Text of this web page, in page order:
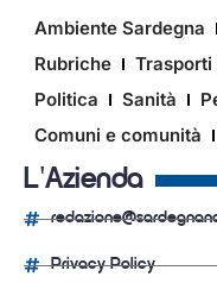
Ambiente Sardegna
Rubriche
Trasporti
Politica
Sanità
Comuni e comunità
L'Azienda
Privacy Policy